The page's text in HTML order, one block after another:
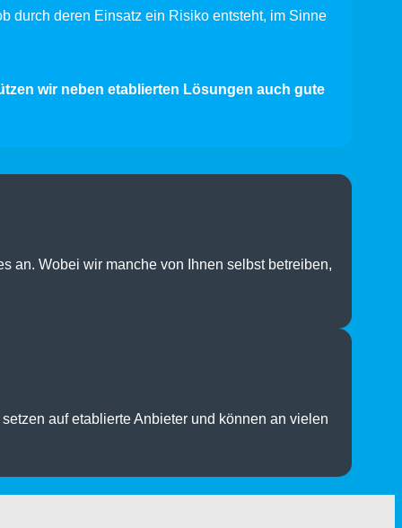
durch deren Einsatz ein Risiko entsteht, im Sinne
wir neben etablierten Lösungen auch gute
an. Wobei wir manche von Ihnen selbst betreiben,
auf etablierte Anbieter und können an vielen